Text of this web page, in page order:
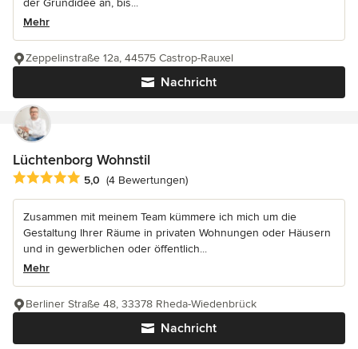
der Grundidee an, bis...
Mehr
Nachricht
Zeppelinstraße 12a, 44575 Castrop-Rauxel
Lüchtenborg Wohnstil
Durchschnittliche Bewertung: 5 von 5 Sternen
5,0 (4 Bewertungen)
Zusammen mit meinem Team kümmere ich mich um die
Gestaltung Ihrer Räume in privaten Wohnungen oder Häusern
und in gewerblichen oder öffentlich...
Mehr
Nachricht
Berliner Straße 48, 33378 Rheda-Wiedenbrück